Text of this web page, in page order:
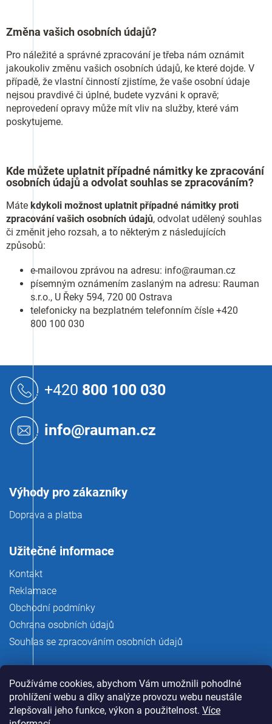
Používáme cookies, abychom Vám umožnili pohodlné
prohlížení webu a díky analýze provozu webu neustále
zlepšovali jeho funkce, výkon a použitelnost. Více
Změna vašich osobních údajů?
Pro náležité a správné zpracování je třeba nám oznámit
jakoukoliv změnu vašich osobních údajů, ke které dojde. V
případě, že vlastní činností zjistíme, že vaše osobní údaje
nejsou pravdivé či úplné, budete vyzváni k opravě;
neprovedení opravy může mít vliv na služby, které vám
poskytujeme.
Kde můžete uplatnit případné námitky ke zpracování
osobních údajů a odvolat souhlas se zpracováním?
Máte kdykoli možnost uplatnit případné námitky proti
zpracování vašich osobních údajů, odvolat udělený souhlas
či změnit jeho rozsah, a to některým z následujících
způsobů:
e-mailovou zprávou na adresu: info@rauman.cz
písemným oznámením zaslaným na adresu: Rauman
s.r.o., U Řeky 594, 720 00 Ostrava
telefonicky na bezplatném telefonním čísle +420
800 100 030
+420 800 100 030
info@rauman.cz
Výhody pro zákazníky
Doprava a platba
Užitečné informace
Kontakt
Reklamace
Obchodní podmínky
Ochrana osobních údajů
Souhlas se zpracováním osobních údajů